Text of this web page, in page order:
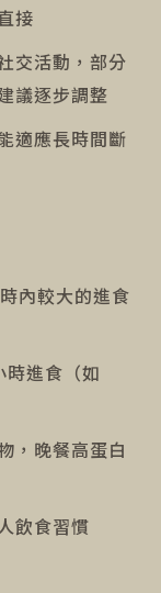
接
交活動，部分
議逐步調整
適應長時間斷
內較大的進食
進食（如
，晚餐高蛋白
飲食習慣